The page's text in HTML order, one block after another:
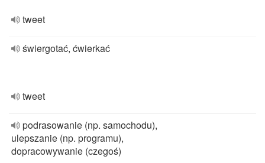
tweet
świergotać, ćwierkać
tweet
podrasowanie (np. samochodu),
ulepszanie (np. programu),
dopracowywanie (czegoś)